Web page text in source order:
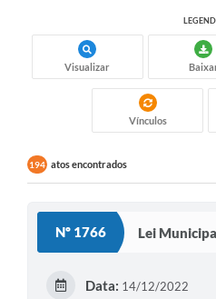
Visualizar
Vínculos
194 atos encontrados
Nº 1766 Lei
Data: 14/12/2022